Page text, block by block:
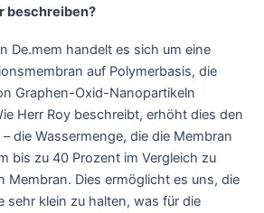
beschreiben?
De.mem handelt es sich um eine
auf Polymerbasis, die
Graphen-Oxid-Nanopartikeln
Herr Roy beschreibt, erhöht dies den
die Wassermenge, die die Membran
bis zu 40 Prozent im Vergleich zu
Membran. Dies ermöglicht es uns, die
sehr klein zu halten, was für die